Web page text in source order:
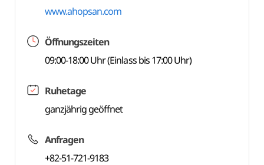
www.ahopsan.com
Öffnungszeiten
09:00-18:00 Uhr (Einlass bis 17:00 Uhr)
Ruhetage
ganzjährig geöffnet
Anfragen
+82-51-721-9183